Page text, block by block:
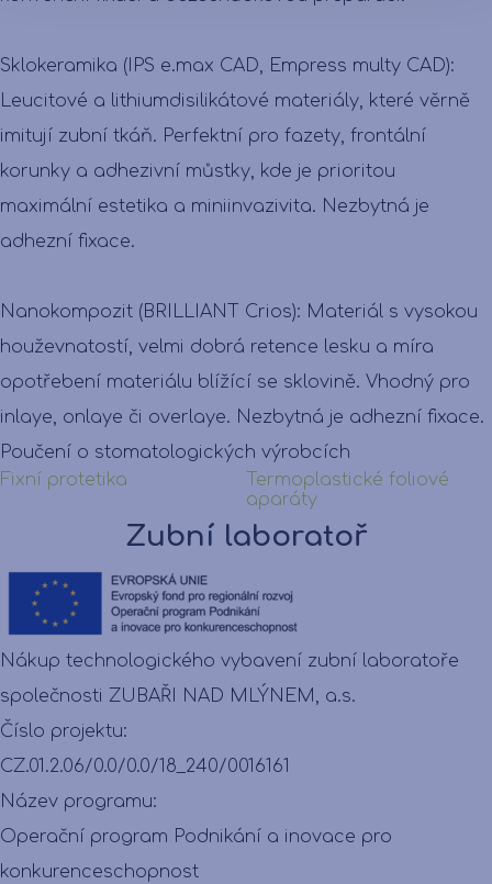
Sklokeramika (IPS e.max CAD, Empress multy CAD):
Leucitové a lithiumdisilikátové materiály, které věrně
imitují zubní tkáň. Perfektní pro fazety, frontální
korunky a adhezivní můstky, kde je prioritou
maximální estetika a miniinvazivita. Nezbytná je
adhezní fixace.
Nanokompozit (BRILLIANT Crios): Materiál s vysokou
houževnatostí, velmi dobrá retence lesku a míra
opotřebení materiálu blížící se sklovině. Vhodný pro
inlaye, onlaye či overlaye. Nezbytná je adhezní fixace.
Poučení o stomatologických výrobcích
Fixní protetika
Termoplastické foliové
aparáty
Zubní laboratoř
Nákup technologického vybavení zubní laboratoře
společnosti ZUBAŘI NAD MLÝNEM, a.s.
Číslo projektu:
CZ.01.2.06/0.0/0.0/18_240/0016161
Název programu:
Operační program Podnikání a inovace pro
konkurenceschopnost